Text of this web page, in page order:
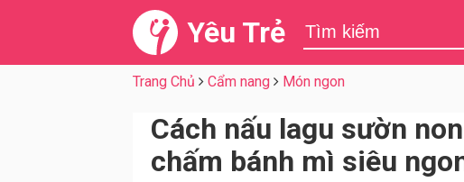
Yêu Trẻ
Trang Chủ Cẩm nang Món ngon
Cách nấu lagu sườn
chấm bánh mì siêu